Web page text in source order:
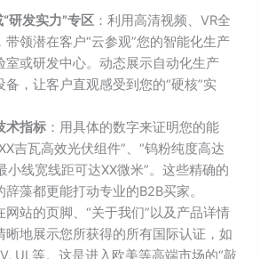
研发实力”专区 ：利用高清视频、VR全
带领潜在客户“云参观”您的智能化生产
室或研发中心。动态展示自动化生产
，让客户直观感受到您的“硬核”实
术指标 ：用具体的数字来证明您的能
吉瓦高效光伏组件”、“钨粉纯度高达
小线宽线距可达XX微米”。这些精确的
藻都更能打动专业的B2B买家。
网站的页脚、“关于我们”以及产品详情
晰地展示您所获得的所有国际认证，如